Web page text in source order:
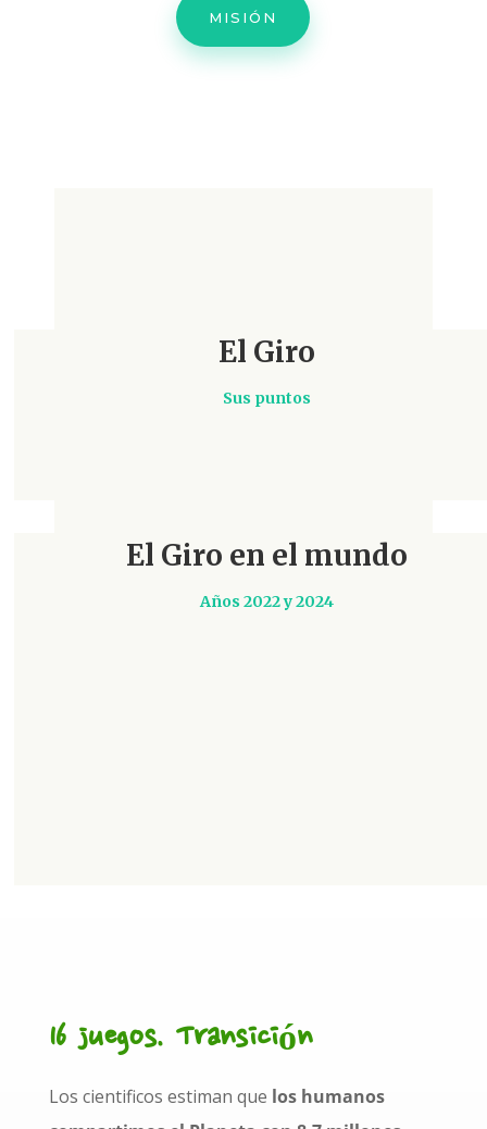
MISIÓN
El Giro
Sus puntos
El Giro en el mundo
Años 2022 y 2024
16 juegos. Transición
Los cientificos estiman que los humanos